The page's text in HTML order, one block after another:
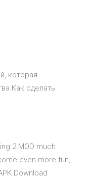
которая
сделать
2 MOD much
even more fun,
Download